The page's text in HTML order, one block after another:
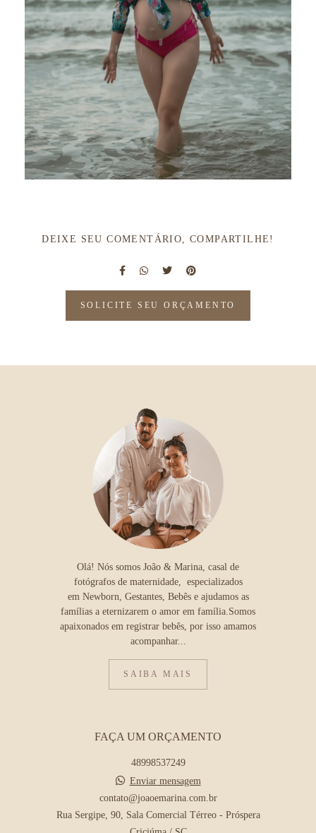
DEIXE SEU COMENTÁRIO, COMPARTILHE!
SOLICITE SEU ORÇAMENTO
Olá! Nós somos João & Marina, casal de
fotógrafos de maternidade, especializados
em Newborn, Gestantes, Bebês e ajudamos as
famílias a eternizarem o amor em família.Somos
apaixonados em registrar bebês, por isso amamos
acompanhar...
SAIBA MAIS
FAÇA UM ORÇAMENTO
48998537249
Enviar mensagem
contato@joaoemarina.com.br
Rua Sergipe, 90, Sala Comercial Térreo - Próspera